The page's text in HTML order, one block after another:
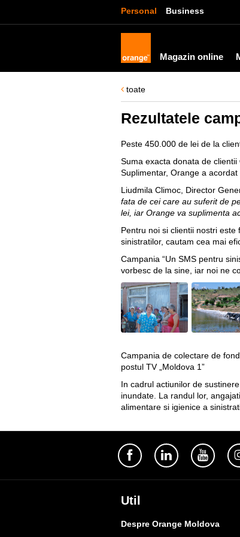
Personal Business
Magazin online
toate
Rezultatele
Peste 450.000 de lei de la
Suma exacta donata de
Suplimentar, Orange a acordat
Liudmila Climoc, Director
fata de cei care au suferit de
lei, iar Orange va suplimenta
Pentru noi si clientii nostri
sinistratilor, cautam cea mai
Campania “Un SMS pentru
vorbesc de la sine, iar noi ne
Campania de colectare de
postul TV „Moldova 1”
In cadrul actiunilor de
inundate. La randul lor,
alimentare si igienice a
Util
Despre Orange Moldova